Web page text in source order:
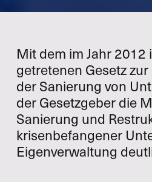
Mit dem im Jahr 2012
getretenen Gesetz
der Sanierung von
der Gesetzgeber die
Sanierung und
krisenbefangener
Eigenverwaltung